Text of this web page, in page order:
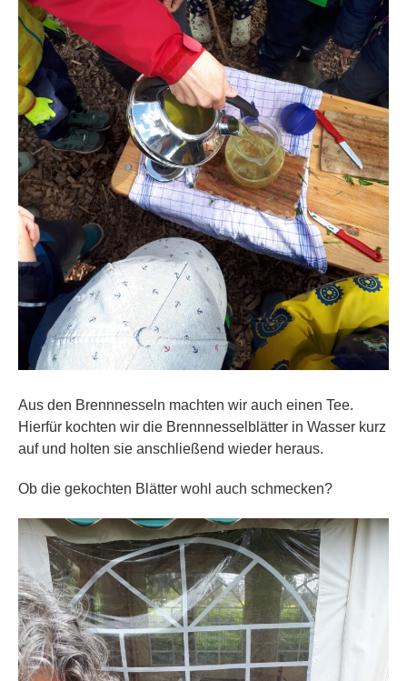
Aus den Brennnesseln machten wir auch einen Tee.
Hierfür kochten wir die Brennnesselblätter in Wasser kurz
auf und holten sie anschließend wieder heraus.
Ob die gekochten Blätter wohl auch schmecken?